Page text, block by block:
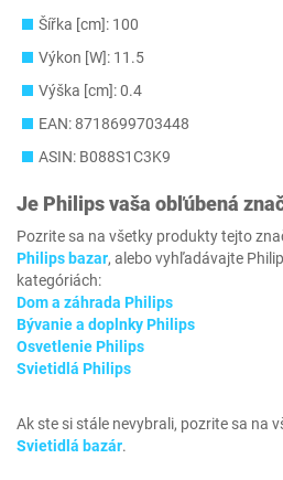
Šířka [cm]: 100
Výkon [W]: 11.5
Výška [cm]: 0.4
EAN: 8718699703448
ASIN: B088S1C3K9
Je Philipsvaša obľúbená
Pozrite sa na všetky produkty tejto
Philips bazar, alebo vyhľadávajte
kategóriách:
Dom a záhrada Philips
Bývanie a doplnky Philips
Osvetlenie Philips
Svietidlá Philips
Ak ste si stále nevybrali, pozrite sa na
Svietidlá bazár.